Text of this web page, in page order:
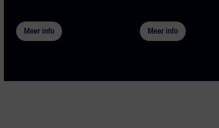
Meer info Meer info